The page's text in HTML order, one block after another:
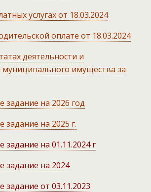
услугах от 18.03.2024
оплате от 18.03.2024
деятельности и
муниципального имущества за
на 2026 год
на 2025 г.
на 01.11.2024 г
задание на 2024
от 03.11.2023